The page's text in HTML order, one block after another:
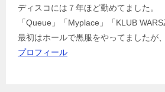
ディスコには７年ほど勤めてました。
「Queue」「Myplace」「KLUB
最初はホールで黒服をやってましたが
プロフィール